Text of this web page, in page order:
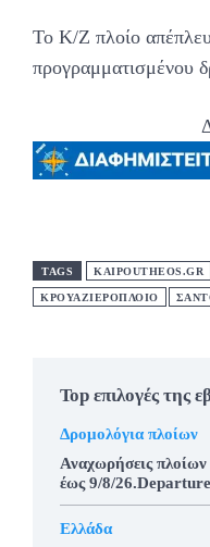
Το Κ/Ζ πλοίο
προγραμματισμένου
TAGS KAIPOUTHEOS.GR
ΚΡΟΥΑΖΙΕΡΟΠΛΟΙΟ
Top επιλογές της
Δρομολόγια πλοίων
Αναχωρήσεις
έως 9/8/
Ελλάδα